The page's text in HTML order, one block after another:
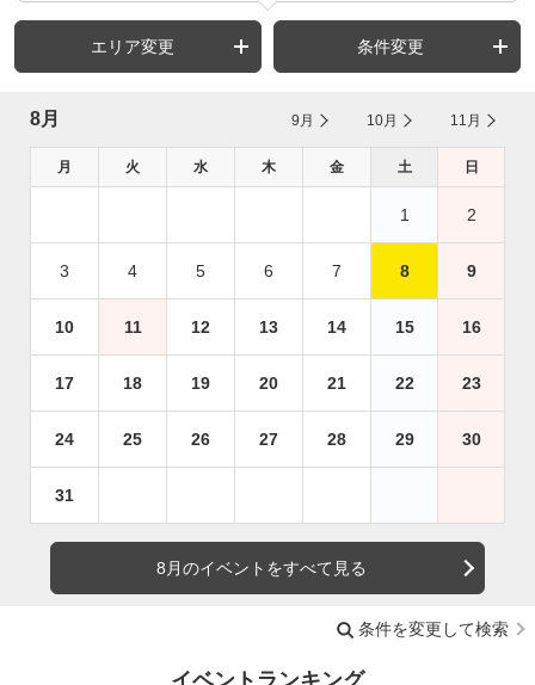
エリア変更 条件変更
8月 9月 10月 11月
月 火 水 木 金 土 日
1 2
3 4 5 6 7 8 9
10 11 12 13 14 15 16
17 18 19 20 21 22 23
24 25 26 27 28 29 30
31
8月のイベントをすべて見る
条件を変更して検索
イベントランキング